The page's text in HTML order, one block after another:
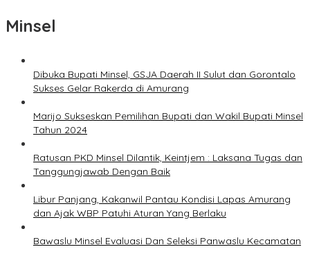
Minsel
Dibuka Bupati Minsel, GSJA Daerah II Sulut dan Gorontalo
Sukses Gelar Rakerda di Amurang
Marijo Sukseskan Pemilihan Bupati dan Wakil Bupati Minsel
Tahun 2024
Ratusan PKD Minsel Dilantik, Keintjem : Laksana Tugas dan
Tanggungjawab Dengan Baik
Libur Panjang, Kakanwil Pantau Kondisi Lapas Amurang
dan Ajak WBP Patuhi Aturan Yang Berlaku
Bawaslu Minsel Evaluasi Dan Seleksi Panwaslu Kecamatan